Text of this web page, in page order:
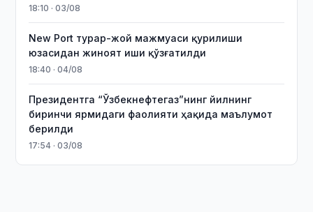
18:10 · 03/08
New Port турар-жой мажмуаси қурилиши
юзасидан жиноят иши қўзғатилди
18:40 · 04/08
Президентга “Ўзбекнефтегаз”нинг йилнинг
биринчи ярмидаги фаолияти ҳақида маълумот
берилди
17:54 · 03/08